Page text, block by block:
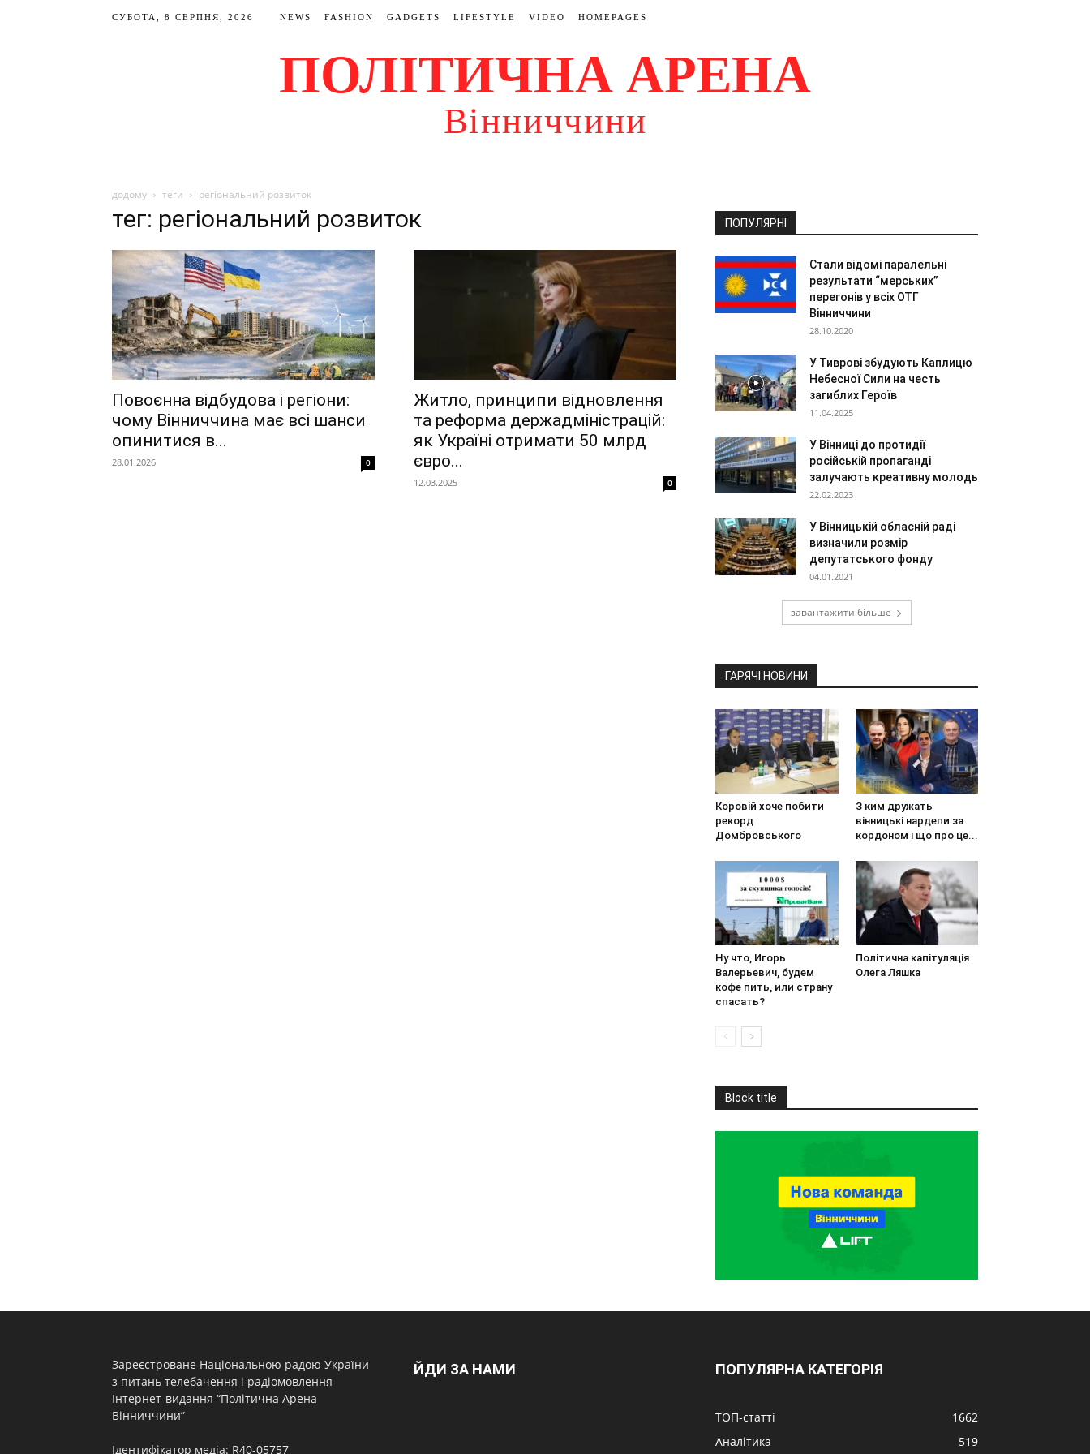
СУБОТА, 8 СЕРПНЯ, 2026 NEWS FASHION GADGETS LIFESTYLE VIDEO HOMEPAGES
ПОЛІТИЧНА АРЕНА
Вінниччини
додому теги регіональний розвиток
тег: регіональний розвиток
Повoєнна відбудова і регіони:
чому Вінниччина має всі шанси
опинитися в...
28.01.2026 0
Житло, принципи відновлення
та реформа держадміністрацій:
як Україні отримати 50 млрд
євро...
12.03.2025 0
ПОПУЛЯРНІ
Стали відомі паралельні
результати “мерських”
перегонів у всіх ОТГ
Вінниччини
28.10.2020
У Тиврові збудують Каплицю
Небесної Сили на честь
загиблих Героїв
11.04.2025
У Вінниці до протидії
російській пропаганді
залучають креативну молодь
22.02.2023
У Вінницькій обласній раді
визначили розмір
депутатського фонду
04.01.2021
завантажити більше
ГАРЯЧІ НОВИНИ
Коровій хоче побити
рекорд
Домбровського
З ким дружать
вінницькі нардепи за
кордоном і що про це...
Ну что, Игорь
Валерьевич, будем
кофе пить, или страну
спасать?
Політична капітуляція
Олега Ляшка
Block title
Зареєстроване Національною радою України
з питань телебачення і радіомовлення
Інтернет-видання “Політична Арена
Вінниччини”
Ідентифікатор медіа: R40-05757
ЙДИ ЗА НАМИ ПОПУЛЯРНА КАТЕГОРІЯ
ТОП-статті
1662
Аналітика
519